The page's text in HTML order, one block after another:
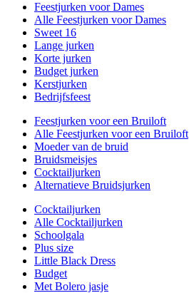
Feestjurken voor Dames
Alle Feestjurken voor Dames
Sweet 16
Lange jurken
Korte jurken
Budget jurken
Kerstjurken
Bedrijfsfeest
Feestjurken voor een Bruiloft
Alle Feestjurken voor een Bruiloft
Moeder van de bruid
Bruidsmeisjes
Cocktailjurken
Alternatieve Bruidsjurken
Cocktailjurken
Alle Cocktailjurken
Schoolgala
Plus size
Little Black Dress
Budget
Met Bolero jasje